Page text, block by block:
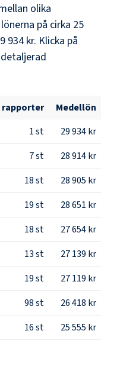
olika
på cirka 25
934 kr. Klicka på
rapporter
Medellön
1st
29 934 kr
7st
28 914 kr
18st
28 905 kr
19st
28 651 kr
18st
27 654 kr
13st
27 139 kr
19st
27 119 kr
98st
26 418 kr
16st 25 555 kr